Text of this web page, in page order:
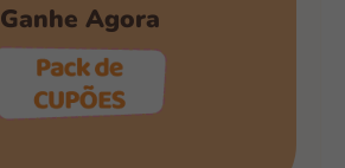
Ganhe Agora